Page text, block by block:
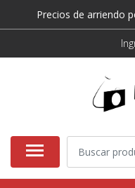
Precios de arriendo